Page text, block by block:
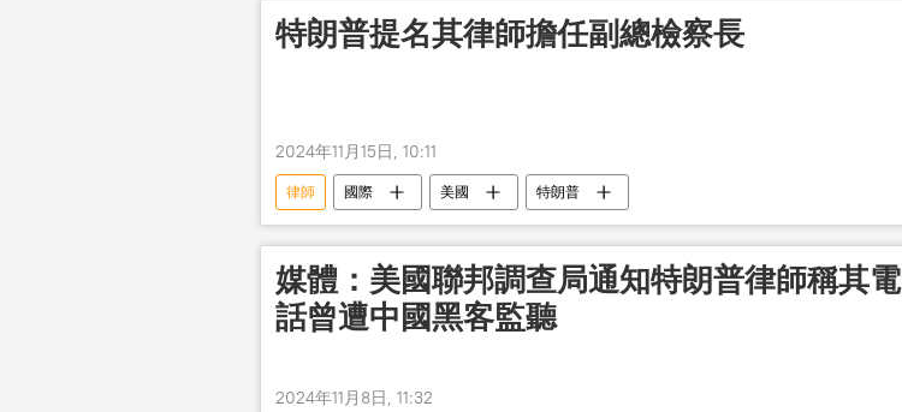
特朗普提名其律師擔任副總檢察長
2024年11月15日, 10:11
律師 國際 美國 特朗普
媒體：美國聯邦調查局通知特朗普律師稱其電
話曾遭中國黑客監聽
2024年11月8日, 11:32